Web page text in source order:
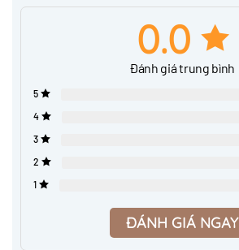
0.0
Đánh giá trung bình
5
4
3
2
1
ĐÁNH GIÁ NGAY